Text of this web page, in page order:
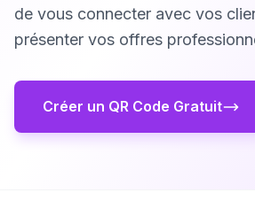
de vous connecter avec vos
présenter vos offres
Créer un QR Code Gratuit